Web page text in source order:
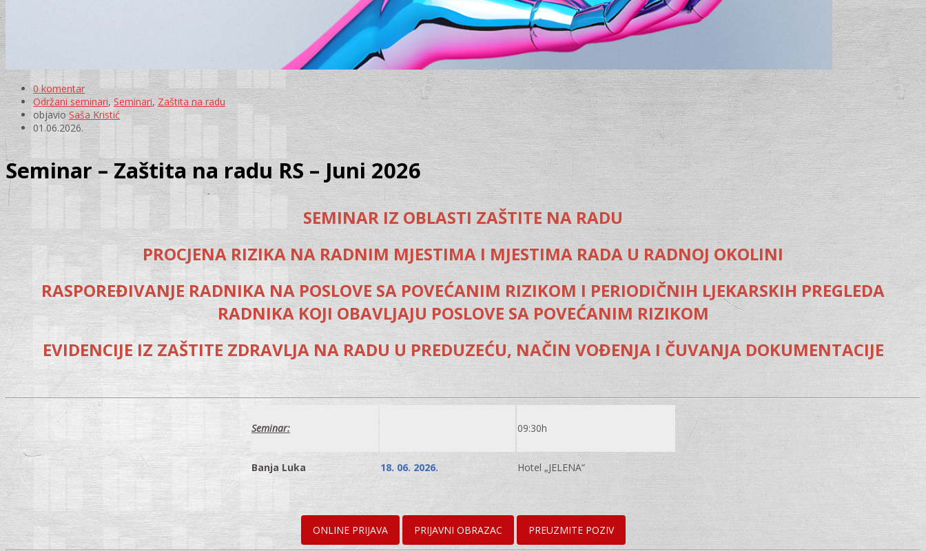
0 komentar
Održani seminari,Seminari, Zaštita na radu
objavioSaša Kristić
01.06.2026.
Seminar – Zaštita na radu RS – Juni 2026
SEMINAR IZ OBLASTI ZAŠTITE NA RADU
PROCJENA RIZIKA NA RADNIM MJESTIMA I MJESTIMA RADA U RADNOJ OKOLINI
RASPOREĐIVANJE RADNIKA NA POSLOVE SA POVEĆANIM RIZIKOM I PERIODIČNIH LJEKARSKIH PREGLEDA
RADNIKA KOJI OBAVLJAJU POSLOVE SA POVEĆANIM RIZIKOM
EVIDENCIJE IZ ZAŠTITE ZDRAVLJA NA RADU U PREDUZEĆU, NAČIN VOĐENJA I ČUVANJA DOKUMENTACIJE
Seminar: 09:30h
Banja Luka 18. 06. 2026. Hotel „JELENA“
ONLINE PRIJAVA PRIJAVNI OBRAZAC PREUZMITE POZIV